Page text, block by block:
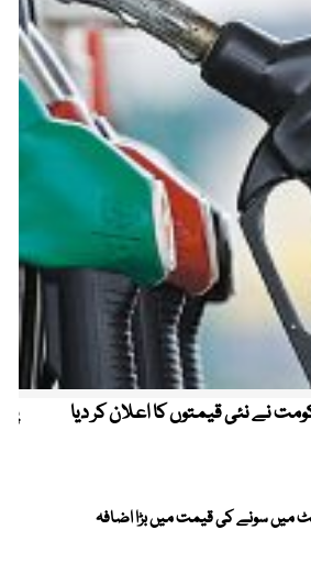
نے نئی قیمتوں کا اعلان کر دیا
میں سونے کی قیمت میں بڑا اضافہ